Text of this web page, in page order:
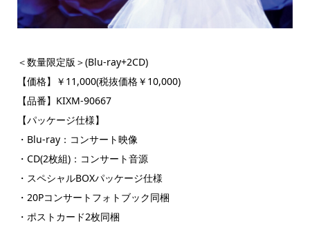
＜数量限定版＞(Blu-ray+2CD)
【価格】￥11,000(税抜価格￥10,000)
【品番】KIXM-90667
【パッケージ仕様】
・Blu-ray：コンサート映像
・CD(2枚組)：コンサート音源
・スペシャルBOXパッケージ仕様
・20Pコンサートフォトブック同梱
・ポストカード2枚同梱